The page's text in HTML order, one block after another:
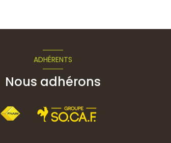
ADHÉRENTS
Nous adhérons